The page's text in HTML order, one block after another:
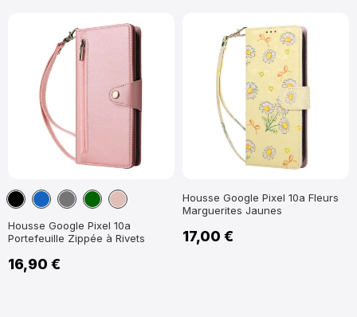
NoirBleuGrisVertOr
Housse Google Pixel 10a
Portefeuille Zippée à Rivets
16,90 €
Housse Google Pixel 10a Fleurs
Marguerites Jaunes
17,00 €